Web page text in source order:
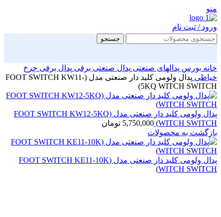
منو
ورود / ثبت نام
جستجو
خانه بورس پدالهای صنعتی پدال صنعتی برقی پدال برقی چرخ
خیاطی
پدال ولومی کلید دار صنعتی مدل (FOOT SWITCH KW11-
5KQ WITCH SWITCH)
پدال ولومی کلید دار صنعتی مدل (FOOT SWITCH KW12-5KQ
WITCH SWITCH)
5,750,000 تومان
بازگشت به محصولات
پدال ولومی کلید دار صنعتی مدل (FOOT SWITCH KE11-10K
WITCH SWITCH)